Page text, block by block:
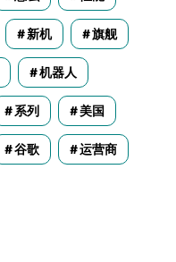
新机 旗舰
机器人
系列 美国
谷歌 运营商